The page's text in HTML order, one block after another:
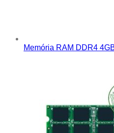
Memória RAM DDR4